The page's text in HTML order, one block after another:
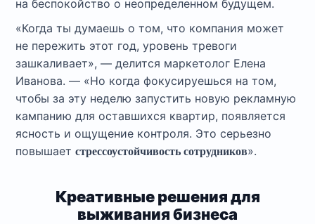
на беспокойство о неопределенном будущем.
«Когда ты думаешь о том, что компания может
не пережить этот год, уровень тревоги
зашкаливает», — делится маркетолог Елена
Иванова. — «Но когда фокусируешься на том,
чтобы за эту неделю запустить новую рекламную
кампанию для оставшихся квартир, появляется
ясность и ощущение контроля. Это серьезно
повышает стрессоустойчивость сотрудников».
Креативные решения для
выживания бизнеса